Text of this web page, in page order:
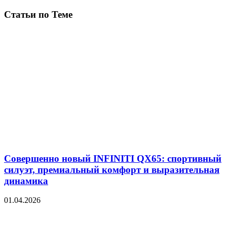
Статьи по Теме
Совершенно новый INFINITI QX65: спортивный
силуэт, премиальный комфорт и выразительная
динамика
01.04.2026